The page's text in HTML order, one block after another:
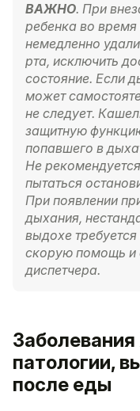
ВАЖНО. При
ребенка во
немедленно
рта, исключить
состояние. Если
может
не следует.
защитную
попавшего в
Не
пытаться
При появлении
дыхания,
выдохе
скорую помощь и
диспетчера.
патологии,
после еды